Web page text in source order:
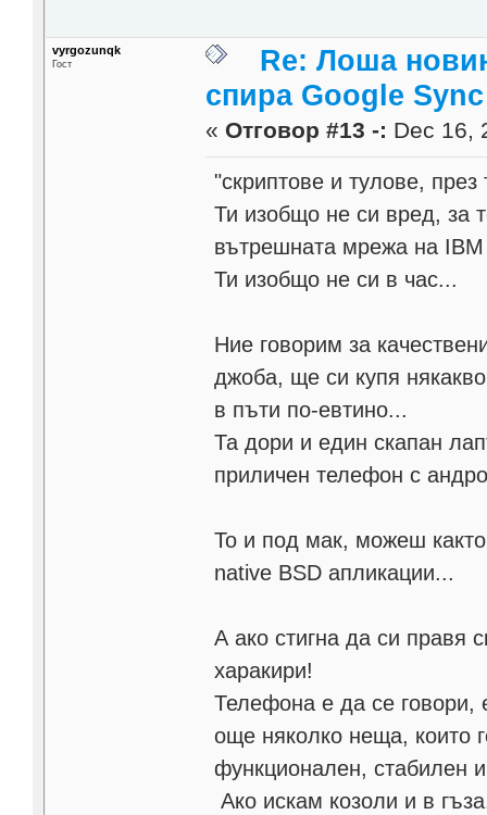
vyrgozunqk
Гост
Re: Лоша
спира Google Sync
« Отговор #13 -: Dec 16,
"скриптове и тулове,
Ти изобщо не си вред, за
вътрешната мрежа на
Ти изобщо не си в час...
Ние говорим за
джоба, ще си купя
в пъти по-евтино...
Та дори и един скапан
приличен телефон с
То и под мак, можеш
native BSD апликации...
А ако стигна да си правя
харакири!
Телефона е да се говори,
още няколко неща, които
функционален, стабилен
Ако искам козоли и в